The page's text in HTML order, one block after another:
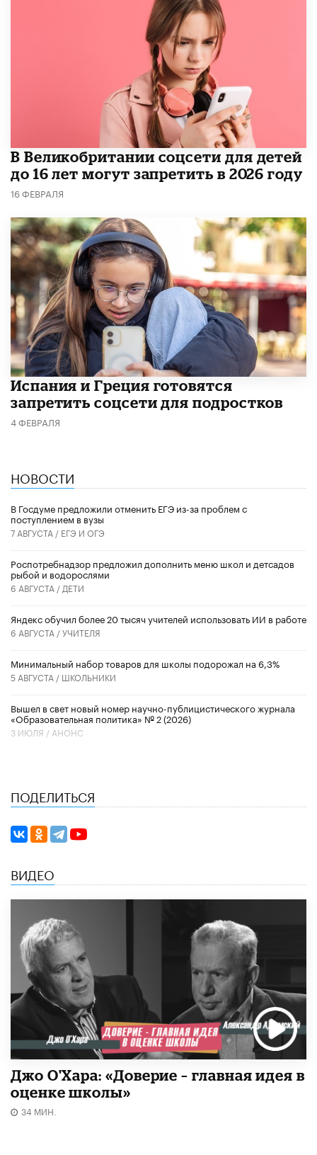
В Великобритании соцсети для детей
до 16 лет могут запретить в 2026 году
16 ФЕВРАЛЯ
Испания и Греция готовятся
запретить соцсети для подростков
4 ФЕВРАЛЯ
НОВОСТИ
В Госдуме предложили отменить ЕГЭ из-за проблем с
поступлением в вузы
7 АВГУСТА / ЕГЭ И ОГЭ
Роспотребнадзор предложил дополнить меню школ и детсадов
рыбой и водорослями
6 АВГУСТА / ДЕТИ
​Яндекс обучил более 20 тысяч учителей использовать ИИ в работе
6 АВГУСТА /УЧИТЕЛЯ
Минимальный набор товаров для школы подорожал на 6,3%
5 АВГУСТА / ШКОЛЬНИКИ
Вышел в свет новый номер научно-публицистического журнала
«Образовательная политика» № 2 (2026)
3 ИЮЛЯ / АНОНС
ПОДЕЛИТЬСЯ
ВИДЕО
Джо О'Хара: «Доверие – главная идея в
оценке школы»
34 МИН.